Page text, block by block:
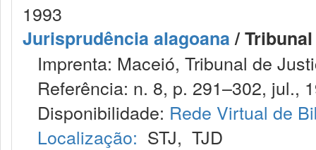
1993
Jurisprudência alagoana/
Imprenta: Maceió, Tribunal de
Referência: n. 8, p. 291–302, jul.,
Disponibilidade: Rede Virtual de
Localização: STJ, TJD